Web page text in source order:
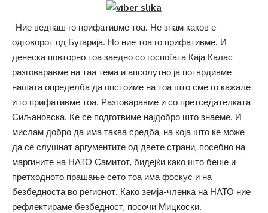
-Ние веднаш го прифативме тоа. Не знам каков е
одговорот од Бугарија. Но ние тоа го прифативме. И
денеска повторно тоа заедно со госпоѓата Каја Калас
разговаравме на таа тема и апсолутно ја потврдивме
нашата определба да опстоиме на тоа што сме го кажале
и го прифативме тоа. Разговаравме и со претседателката
Сиљановска. Ќе се подготвиме најдобро што знаеме. И
мислам добро да има таква средба, на која што ќе може
да се слушнат аргументите од двете страни, посебно на
маргините на НАТО Самитот, бидејќи како што беше и
претходното прашање сето тоа има фоскус и на
безбедноста во регионот. Како земја-членка на НАТО ние
рефлектираме безбедност, посочи Мицкоски.